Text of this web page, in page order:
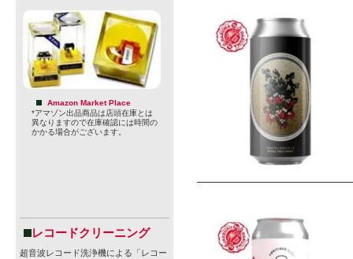
Amazon Market Place
*アマゾン出品商品は店頭在庫とは
異なりますので在庫確認には時間の
かかる場合がございます。
レコードクリーニング
超音波レコード洗浄機による「レコー